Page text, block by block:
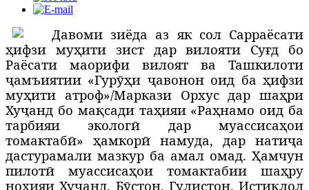
Давоми зиёда аз як сол Сарраёсати
ҳифзи муҳити зист дар вилояти Суғд бо
Раёсати маорифи вилоят ва Ташкилоти
ҷамъиятии «Гурӯҳи ҷавонон оид ба ҳифзи
муҳити атроф»/Маркази Орхус дар шаҳри
Хуҷанд бо мақсади таҳияи «Раҳнамо оид ба
тарбияи экологӣ дар муассисаҳои
томактабӣ» ҳамкорӣ намуда, дар натиҷа
дастурамали мазкур ба амал омад. Ҳамчун
пилотӣ муассисаҳои томактабии шаҳру
ноҳияи Хуҷанд, Бӯстон, Гулистон, Истиқлол